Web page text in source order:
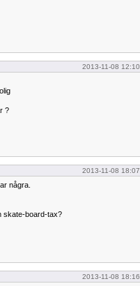
2013-11-08 12:10
?
2013-11-08 18:07
några.
skate-board-tax?
2013-11-08 18:16